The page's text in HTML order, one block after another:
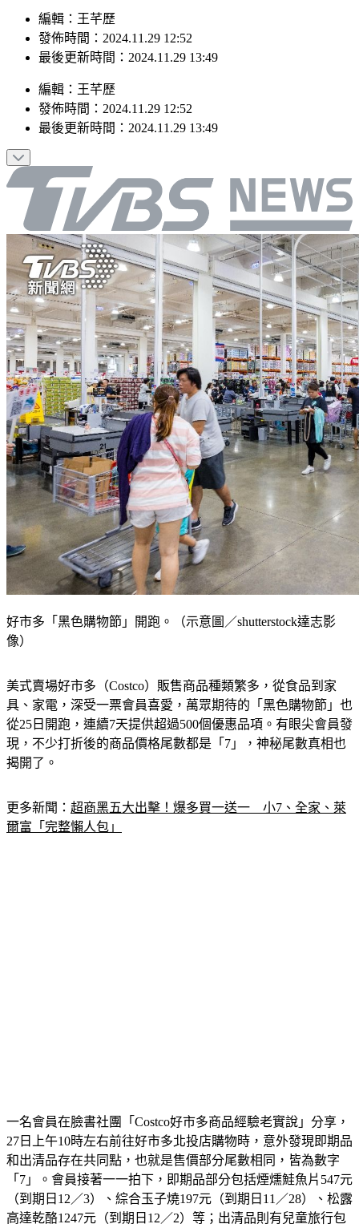
發佈時間：2024.11.29 12:52
最後更新時間：2024.11.29 13:49
發佈時間：2024.11.29 12:52
最後更新時間：2024.11.29 13:49
像）
具、家電，深受一票會員喜愛，萬眾期待的「黑色購物節」也
從25日開跑，連續7天提供超過500個優惠品項。有眼尖會員發
現，不少打折後的商品價格尾數都是「7」，神秘尾數真相也
揭開了。
爾富「完整懶人包」
27日上午10時左右前往好市多北投店購物時，意外發現即期品
和出清品存在共同點，也就是售價部分尾數相同，皆為數字
「7」。會員接著一一拍下，即期品部分包括煙燻鮭魚片547元
（到期日12／3）、綜合玉子燒197元（到期日11／28）、松露
高達乾酪1247元（到期日12／2）等；出清品則有兒童旅行包
987元、雙人床包4件組1697元，還有成人內衣987元等。